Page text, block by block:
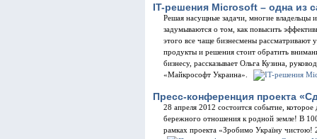
IT-решения Microsoft – одна из
Решая насущные задачи, многие владельцы
задумываются о том, как повысить
этого все чаще бизнесмены
продукты и решения стоит обратить
бизнесу, рассказывает Ольга Кузина,
«Майкрософт Украина».
Пресс-конференция проекта
28 апреля 2012 состоится событие,
бережного отношения к родной земле! В
рамках проекта «Зробимо Україну чистою!